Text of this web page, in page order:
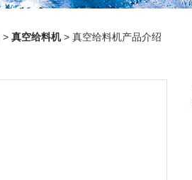
> 真空给料机> 真空给料机产品介绍